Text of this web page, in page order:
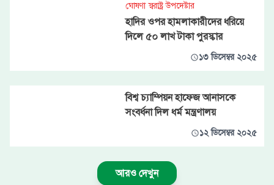
ঘোষণা স্বরাষ্ট্র উপদেষ্টার
হাদির ওপর হামলাকারীদের ধরিয়ে
দিলে ৫০ লাখ টাকা পুরস্কার
১৩ ডিসেম্বর ২০২৫
বিশ্ব চ্যাম্পিয়ন হাফেজ আনাসকে
সংবর্ধনা দিল ধর্ম মন্ত্রণালয়
১২ ডিসেম্বর ২০২৫
আরও দেখুন